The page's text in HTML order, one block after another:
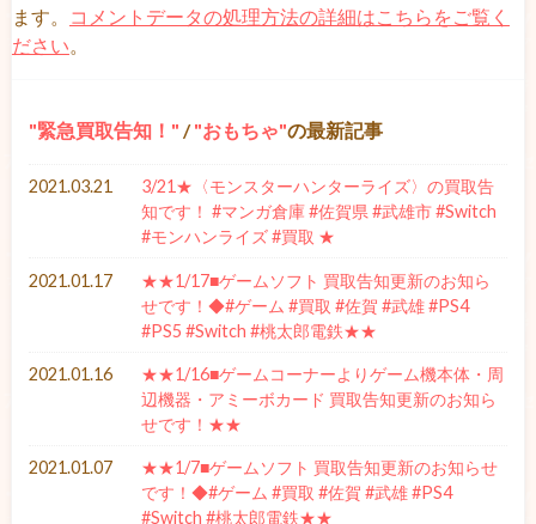
ます。
コメントデータの処理方法の詳細はこちらをご覧く
ださい
緊急買取告知！ / おもちゃ の最新記事
2021.03.21
3/21★〈モンスターハンターライズ〉の買取告
知です！ #マンガ倉庫 #佐賀県 #武雄市 #Switch
#モンハンライズ #買取 ★
2021.01.17
★★1/17■ゲームソフト 買取告知更新のお知ら
せです！◆#ゲーム #買取 #佐賀 #武雄 #PS4
#PS5 #Switch #桃太郎電鉄★★
2021.01.16
★★1/16■ゲームコーナーよりゲーム機本体・周
辺機器・アミーボカード 買取告知更新のお知ら
せです！★★
2021.01.07
★★1/7■ゲームソフト 買取告知更新のお知らせ
です！◆#ゲーム #買取 #佐賀 #武雄 #PS4
#Switch #桃太郎電鉄★★